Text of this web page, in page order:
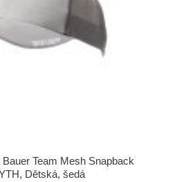
Team Mesh Snapback
Dětská, šedá